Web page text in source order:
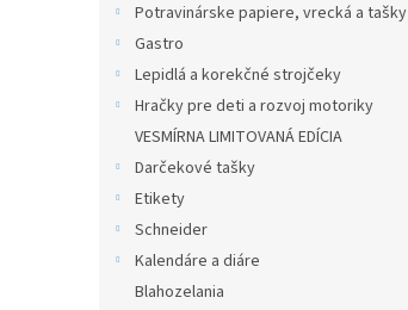
Potravinárske papiere, vrecká a tašky
Gastro
Lepidlá a korekčné strojčeky
Hračky pre deti a rozvoj motoriky
VESMÍRNA LIMITOVANÁ EDÍCIA
Darčekové tašky
Etikety
Schneider
Kalendáre a diáre
Blahozelania